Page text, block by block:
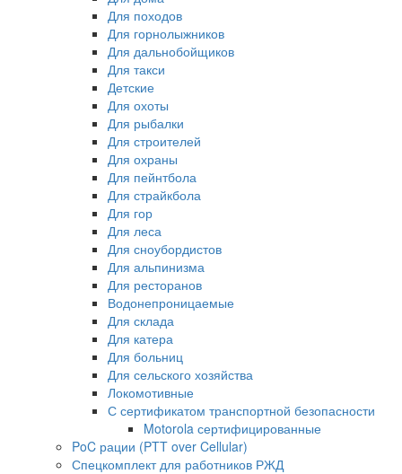
Для походов
Для горнолыжников
Для дальнобойщиков
Для такси
Детские
Для охоты
Для рыбалки
Для строителей
Для охраны
Для пейнтбола
Для страйкбола
Для гор
Для леса
Для сноубордистов
Для альпинизма
Для ресторанов
Водонепроницаемые
Для склада
Для катера
Для больниц
Для сельского хозяйства
Локомотивные
С сертификатом транспортной безопасности
Motorola сертифицированные
PoC рации (PTT over Cellular)
Спецкомплект для работников РЖД